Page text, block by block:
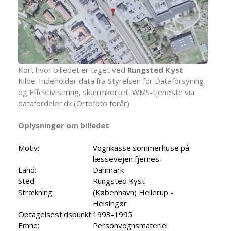
Kort hvor billedet er taget ved Rungsted Kyst
Kilde: Indeholder data fra Styrelsen for Dataforsyning
og Effektivisering, skærmkortet, WMS-tjeneste via
datafordeler.dk (Ortofoto forår)
Oplysninger om billedet
Motiv:
Vognkasse sommerhuse på
læssevejen fjernes
Land:
Danmark
Sted:
Rungsted Kyst
Strækning:
(København) Hellerup -
Helsingør
Optagelsestidspunkt:1993-1995
Emne:
Personvognsmateriel